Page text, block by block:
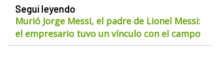
Seguí leyendo
Murió Jorge Messi, el padre de Lionel Messi:
el empresario tuvo un vínculo con el campo